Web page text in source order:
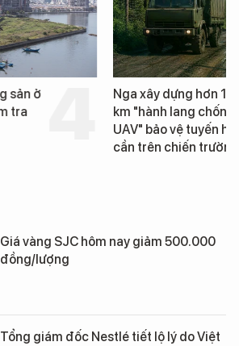
Nga xây dựng hơn 1.800
km "hành lang chống
UAV" bảo vệ tuyến hậu
cần trên chiến trường
Giá vàng SJC hôm nay giảm 500.000
đồng/lượng
Tổng giám đốc Nestlé tiết lộ lý do Việt